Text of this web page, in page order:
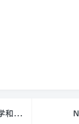
Nature Methods：干细胞技术有望用于再生医学和药物研发